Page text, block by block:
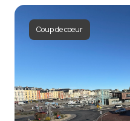
alerte
e-mailCoup de coeur